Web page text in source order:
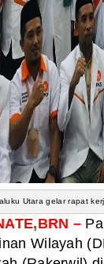
Utara gelar rapat
–
Wilayah